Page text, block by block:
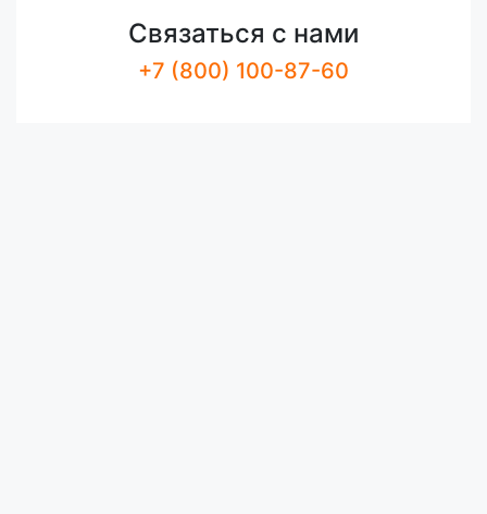
Связаться с нами
+7 (800) 100-87-60